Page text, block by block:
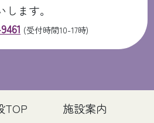
します。
(受付時間10-17時)
TOP
施設案内